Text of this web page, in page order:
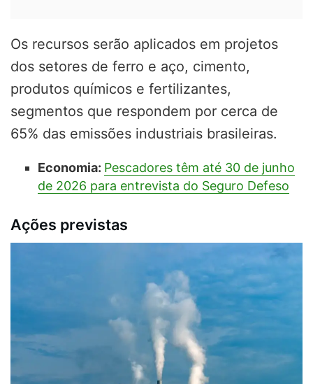
Os recursos serão aplicados em projetos
dos setores de ferro e aço, cimento,
produtos químicos e fertilizantes,
segmentos que respondem por cerca de
65% das emissões industriais brasileiras.
Economia: Pescadores têm até 30 de junho
de 2026 para entrevista do Seguro Defeso
Ações previstas